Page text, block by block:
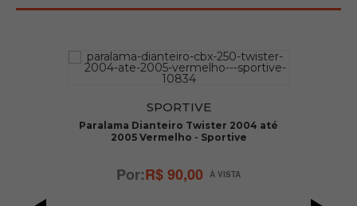
SPORTIVE
Paralama Dianteiro Twister 2004 até
2005 Vermelho - Sportive
R$ 90,00